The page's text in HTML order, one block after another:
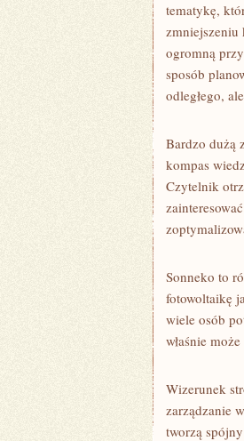
tematykę,
zmniejszeniu
ogromną
sposób
odległego,
Bardzo dużą
kompas
Czytelnik
Sonneko to
fotowoltaikę
wiele osób
właśnie
Wizerunek
zarządzanie
tworzą